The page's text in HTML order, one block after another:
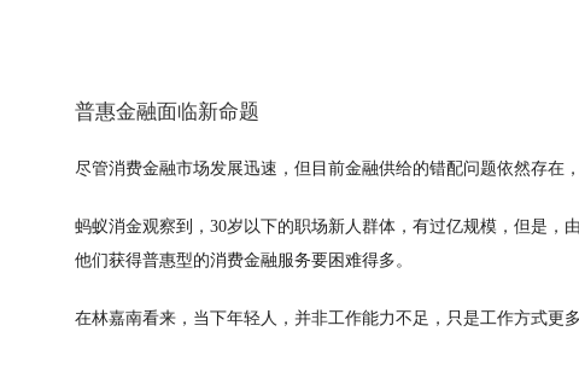
普惠金融面临新命题
尽管消费金融市场发展迅速，但目前金融供给的错配问题依然存在
蚂蚁消金观察到，30岁以下的职场新人群体，有过亿规模，但是，
他们获得普惠型的消费金融服务要困难得多。
在林嘉南看来，当下年轻人，并非工作能力不足，只是工作方式更